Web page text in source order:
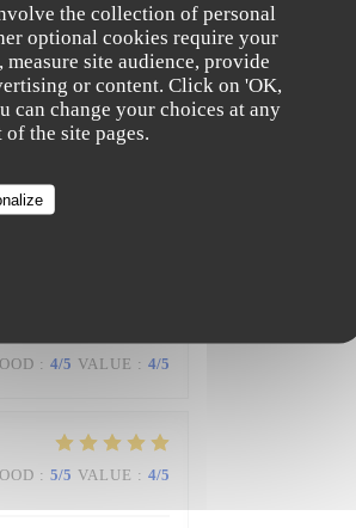
the collection of personal
optional cookies require your
site audience, provide
or content. Click on 'OK,
can change your choices at any
the site pages.
: 4/5 VALUE : 4/5
: 5/5 VALUE : 4/5